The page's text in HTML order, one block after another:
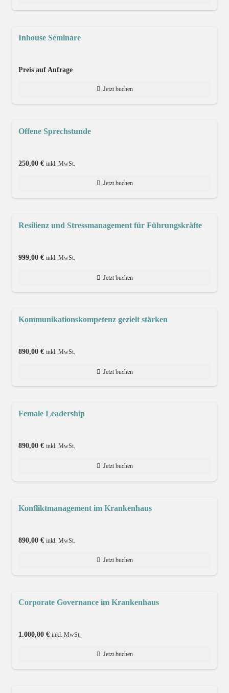
Inhouse Seminare
Preis auf Anfrage
Jetzt buchen
Offene Sprechstunde
250,00 € inkl. MwSt.
Jetzt buchen
Resilienz und Stressmanagement für Führungskräfte
999,00 € inkl. MwSt.
Jetzt buchen
Kommunikationskompetenz gezielt stärken
890,00 € inkl. MwSt.
Jetzt buchen
Female Leadership
890,00 € inkl. MwSt.
Jetzt buchen
Konfliktmanagement im Krankenhaus
890,00 € inkl. MwSt.
Jetzt buchen
Corporate Governance im Krankenhaus
1.000,00 € inkl. MwSt.
Jetzt buchen